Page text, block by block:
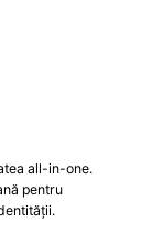
all-in-one.
pentru